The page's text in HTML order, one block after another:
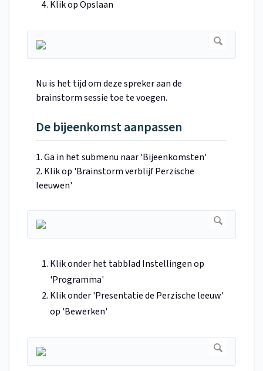
Klik op Opslaan
Nu is het tijd om deze spreker aan de
brainstorm sessie toe te voegen.
De bijeenkomst aanpassen
1. Ga in het submenu naar 'Bijeenkomsten'
2. Klik op 'Brainstorm verblijf Perzische
leeuwen'
Klik onder het tabblad Instellingen op
'Programma'
Klik onder 'Presentatie de Perzische leeuw'
op 'Bewerken'